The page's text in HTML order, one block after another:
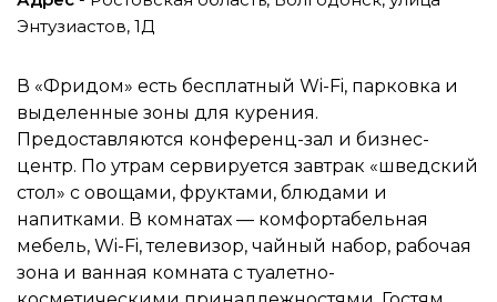
Энтузиастов, 1Д
В «Фридом» есть бесплатный Wi-Fi, парковка и
выделенные зоны для курения.
Предоставляются конференц-зал и бизнес-
центр. По утрам сервируется завтрак «шведский
стол» с овощами, фруктами, блюдами и
напитками. В комнатах — комфортабельная
мебель, Wi-Fi, телевизор, чайный набор, рабочая
зона и ванная комната с туалетно-